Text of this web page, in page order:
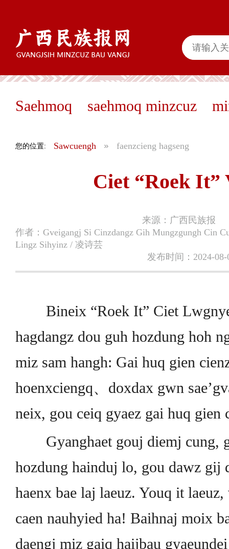
Saehmoq saehmoq minzcuz
您的位置: Sawcuengh faenzcieng hagseng
Ciet “Roek It”
来源：广西民族报
作者： Gveigangj Si Cinzdangz Gih Mungzgungh Cin
Lingz Sihyinz / 凌诗芸
发布时间：2024-08-
Bineix “Roek It” Ciet
hagdangz dou guh hozdung hoh
miz sam hangh: Gai huq gien
hoenxciengq、doxdax gwn
neix, gou ceiq gyaez gai huq gien
Gyanghaet gouj diemj cung,
hozdung hainduj lo, gou dawz gij
haenx bae laj laeuz. Youq it
caen nauhyied ha! Baihnaj moix
daengj miz gaiq haijbau